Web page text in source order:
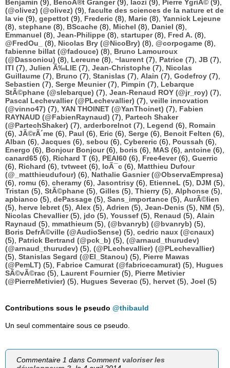
Benjamin (9), BenoÃ®t Granger(9), laozi (9), Pierre YgriÃ© (9),
(@olivez) (@olivez) (9), faculte des sciences de la nature et de
la vie (9), gepettot (9), Frederic (8), Marie (8), Yannick Lejeune
(8), stephane (8), BScache (8), Michel (8), Daniel (8),
Emmanuel (8), Jean-Philippe (8), startuper(8), Fred A. (8),
@FredOu_
(8), Nicolas Bry (@NicoBry) (8), @corpogame (8),
fabienne billat (@fadouce) (8), Bruno Lamouroux
(@Dassoniou) (8), Lereune (8), ~laurent (7), Patrice (7), JB (7),
ITI (7), Julien Ã‰LIE (7), Jean-Christophe (7), Nicolas
Guillaume (7), Bruno (7), Stanislas (7), Alain (7), Godefroy (7),
Sebastien (7), Serge Meunier(7), Pimpin (7), Lebarque
StÃ©phane (@slebarque) (7), Jean-Renaud ROY (@jr_roy) (7),
Pascal Lechevallier (@PLechevallier) (7), veille innovation
(@vinno47) (7), YAN THOINET (@YanThoinet) (7), Fabien
RAYNAUD (@FabienRaynaud) (7), Partech Shaker
(@PartechShaker) (7), arderborelnot (7), Legend (6), Romain
(6), JÃ©rÃ´me (6), Paul (6), Eric (6), Serge (6), Benoit Felten (6),
Alban (6), Jacques (6), sebou (6), Cybereric (6), Poussah (6),
Energo (6), Bonjour Bonjour(6), boris (6), MAS (6), antoine (6),
canard65 (6), Richard T (6), PEAI60 (6), Free4ever(6), Guerric
(6), Richard (6), tvtweet (6), loÃ¯c (6), Matthieu Dufour
(@_matthieudufour) (6), Nathalie Gasnier (@ObservaEmpresa)
(6), romu (6), cheramy (6), Jasontrisy (6), EtienneL (5), DJM (5),
Tristan (5), StÃ©phane (5), Gilles (5), Thierry (5), Alphonse (5),
apbianco (5), dePassage (5), Sans_importance (5), AurÃ©lien
(5), herve lebret (5), Alex (5), Adrien (5), Jean-Denis (5), NM (5),
Nicolas Chevallier(5), jdo (5), Youssef (5), Renaud (5), Alain
Raynaud (5), mmathieum (5), (@bvanryb) (@bvanryb) (5),
Boris DefrÃ©ville (@AudioSense) (5), cedric naux (@cnaux)
(5), Patrick Bertrand (@pck_b) (5), (@arnaud_thurudev)
(@arnaud_thurudev) (5), (@PLechevallier) (@PLechevallier)
(5), Stanislas Segard (@El_Stanou) (5), Pierre Mawas
(@PemLT) (5), Fabrice Camurat (@fabricecamurat) (5), Hugues
SÃ©vÃ©rac (5), Laurent Fournier(5), Pierre Metivier
(@PierreMetivier) (5), Hugues Severac (5), hervet (5), Joel (5)
Contributions sous le pseudo @thibauld
Un seul commentaire sous ce pseudo.
Commentaire 1 dansComment valoriser les